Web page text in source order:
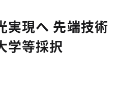
実現へ 先端技術
学等採択